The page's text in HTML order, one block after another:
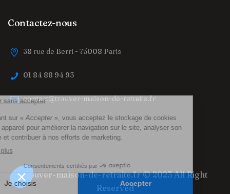
Contactez-nous
38 rue de Berri - 75008 Paris
01 84 88 94 93
contact@trouver-maison-de-retraite.fr
trouver-maison-de-retraite.fr© 2023 All Right
Reserved